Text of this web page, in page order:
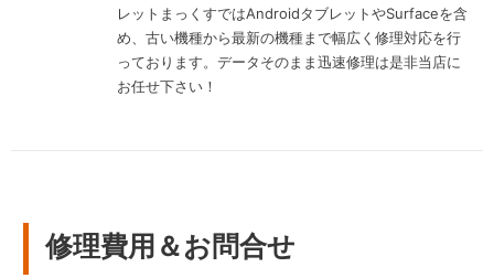
レットまっくすではAndroidタブレットやSurfaceを含
め、古い機種から最新の機種まで幅広く修理対応を行
っております。データそのまま迅速修理は是非当店に
お任せ下さい！
修理費用＆お問合せ